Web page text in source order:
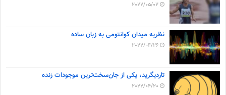
2022/05/02
نظریه میدان کوانتومی به زبان ساده
2022/04/26
تاردیگرید، یکی از جان‌سخت‌ترین موجودات زنده
2022/04/20